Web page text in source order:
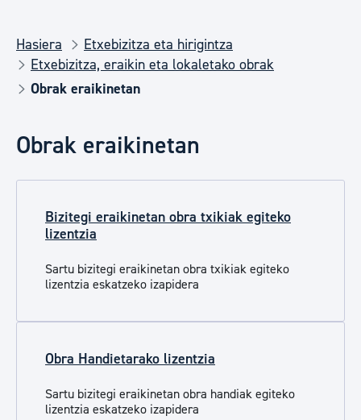
Hasiera
Etxebizitza eta hirigintza
Etxebizitza, eraikin eta lokaletako obrak
Obrak eraikinetan
Obrak eraikinetan
Bizitegi eraikinetan obra txikiak egiteko
lizentzia
Sartu bizitegi eraikinetan obra txikiak egiteko
lizentzia eskatzeko izapidera
Obra Handietarako lizentzia
Sartu bizitegi eraikinetan obra handiak egiteko
lizentzia eskatzeko izapidera